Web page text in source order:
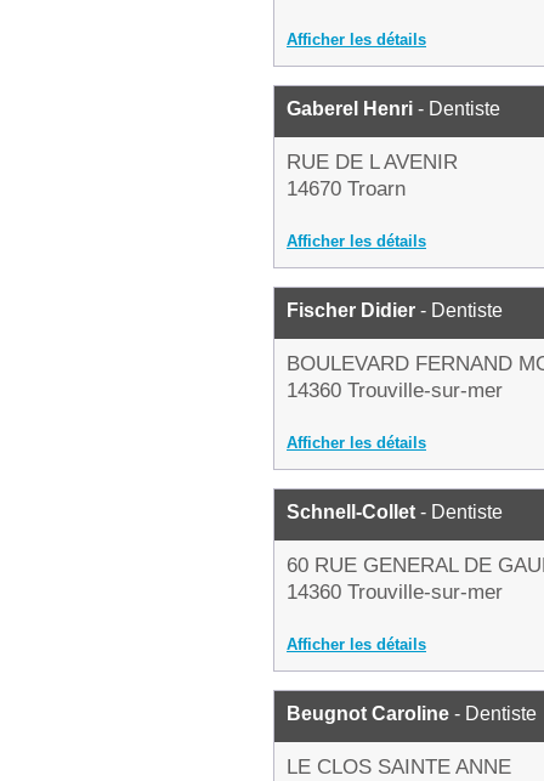
Afficher les détails
Gaberel Henri - Dentiste
RUE DE L AVENIR
14670 Troarn
Afficher les détails
Fischer Didier - Dentiste
BOULEVARD FERNAND
14360 Trouville-sur-mer
Afficher les détails
Schnell-Collet - Dentiste
60 RUE GENERAL DE
14360 Trouville-sur-mer
Afficher les détails
Beugnot Caroline - Dentiste
LE CLOS SAINTE ANNE